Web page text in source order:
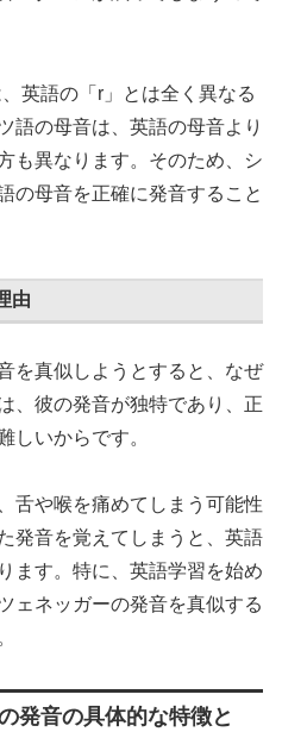
英語の「r」とは全く異なる
語の母音は、英語の母音より
も異なります。そのため、シ
の母音を正確に発音すること
由
を真似しようとすると、なぜ
、彼の発音が独特であり、正
しいからです。
舌や喉を痛めてしまう可能性
発音を覚えてしまうと、英語
ます。特に、英語学習を始め
ェネッガーの発音を真似する
発音の具体的な特徴と